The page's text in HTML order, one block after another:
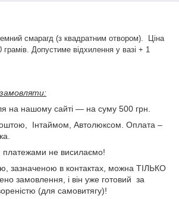
смарагд (з квадратним отвором). Ціна
грамів. Допустиме відхилення у вазі + 1
на нашому сайті — на суму 500 грн.
Інтаймом, Автолюксом. Оплата –
платежами не висилаємо!
зазначеною в контактах, можна ТІЛЬКО
замовлення, і він уже готовий за
(для самовитягу)!